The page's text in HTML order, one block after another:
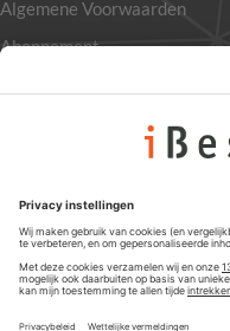
Algemene Voorwaarden
Abonnement
Privacyinstellingen